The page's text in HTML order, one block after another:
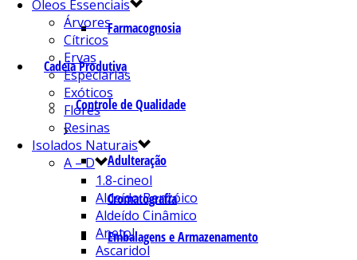
Farmacognosia
Cadeia Produtiva
Controle de Qualidade
Adulteração
Cromatografia
Embalagens e Armazenamento
Óleos Essenciais
Árvores
Cítricos
Ervas
Especiarias
Exóticos
Flores
Resinas
Isolados Naturais
A – D
1.8-cineol
Aldeído Benzóico
Aldeído Cinâmico
Anetol
Ascaridol